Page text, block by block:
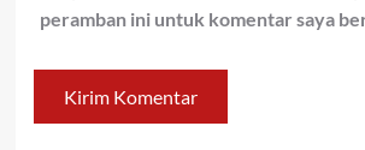
peramban ini untuk komentar saya